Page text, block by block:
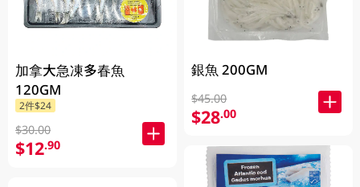
加拿大急凍多春魚
120GM
2件$24
$30.00
$12.90
銀魚 200GM
$45.00
$28.00